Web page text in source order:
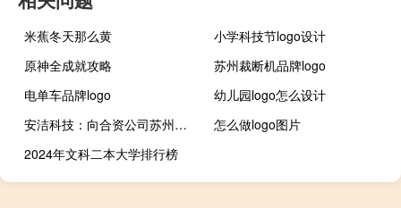
米蕉冬天那么黄
小学科技节logo设计
原神全成就攻略
苏州裁断机品牌logo
电单车品牌logo
幼儿园logo怎么设计
安洁科技：向合资公司苏州安斯迪克氢能源科技有限公司增资
怎么做logo图片
2024年文科二本大学排行榜